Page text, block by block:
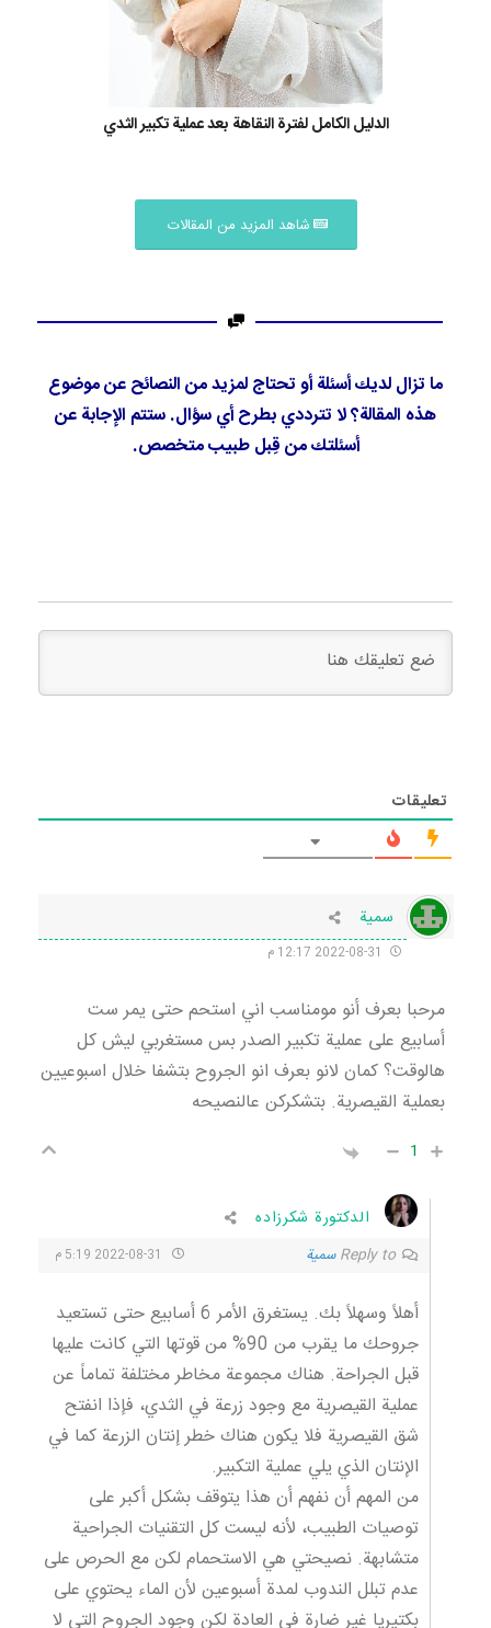
الدليل الكامل لفترة النقاهة بعد عملية تكبير الثدي
شاهد المزيد من المقالات
ما تزال لديك أسئلة أو تحتاج لمزيد من النصائح عن موضوع
هذه المقالة؟ لا تترددي بطرح أي سؤال. ستتم الإجابة عن
أسئلتك من قِبل طبيب متخصص.
تعليقات
سمية
مرحبا بعرف أنو مومناسب اني استحم حتى يمر ست
أسابيع على عملية تكبير الصدر بس مستغربي ليش كل
هالوقت؟ كمان لانو بعرف انو الجروح بتشفا خلال اسبوعيين
بعملية القيصرية. بتشكركن عالنصيحه
1
الدكتورة شكرزاده
Reply to سمية
أهلاً وسهلاً بك. يستغرق الأمر 6 أسابيع حتى تستعيد
جروحك ما يقرب من 90% من قوتها التي كانت عليها
قبل الجراحة. هناك مجموعة مخاطر مختلفة تماماً عن
عملية القيصرية مع وجود زرعة في الثدي، فإذا انفتح
شق القيصرية فلا يكون هناك خطر إنتان الزرعة كما في
الإنتان الذي يلي عملية التكبير.
من المهم أن نفهم أن هذا يتوقف بشكل أكبر على
توصيات الطبيب، لأنه ليست كل التقنيات الجراحية
متشابهة. نصيحتي هي الاستحمام لكن مع الحرص على
عدم تبلل الندوب لمدة أسبوعين لأن الماء يحتوي على
بكتيريا غير ضارة في العادة لكن وجود الجروح التي لا